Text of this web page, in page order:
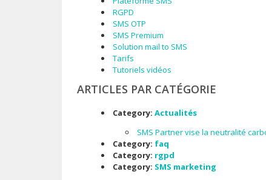
RGPD
SMS OTP
SMS Premium
Solution mail to SMS
Tarifs
Tutoriels vidéos
ARTICLES PAR CATÉGORIE
Category: Actualités
SMS Partner vise la neutralité
Category: faq
Category: rgpd
Category: SMS marketing